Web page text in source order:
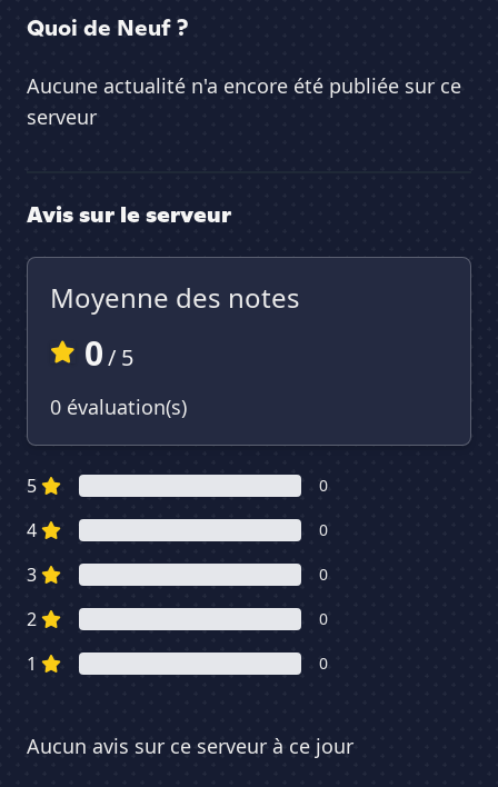
Quoi de Neuf ?
Aucune actualité n'a encore été publiée sur ce
serveur
Avis sur le serveur
Moyenne des notes
0/ 5
0 évaluation(s)
5 0
4 0
3 0
2 0
1 0
Aucun avis sur ce serveur à ce jour